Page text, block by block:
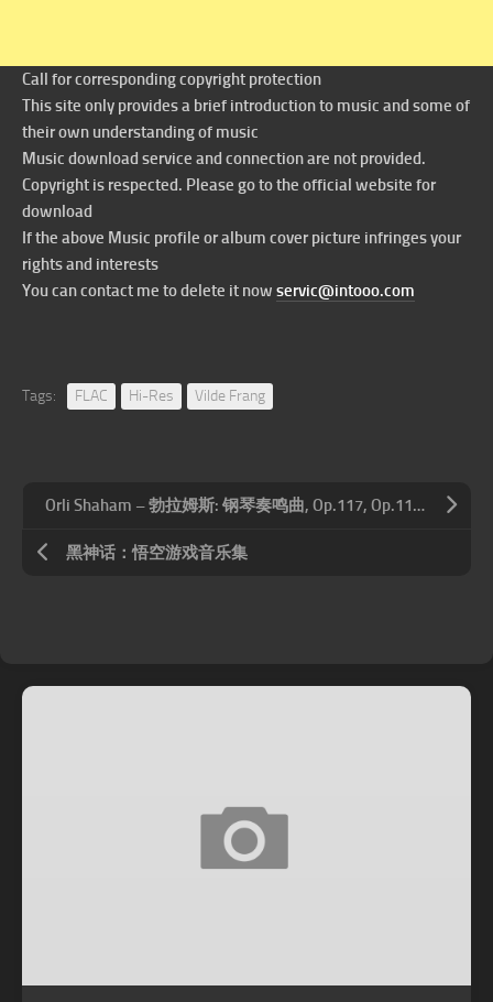
Call for corresponding copyright protection
This site only provides a brief introduction to music and some of
their own understanding of music
Music download service and connection are not provided.
Copyright is respected. Please go to the official website for
download
If the above Music profile or album cover picture infringes your
rights and interests
You can contact me to delete it now servic@intooo.com
Tags: FLAC Hi-Res Vilde Frang
Orli Shaham – 勃拉姆斯: 钢琴奏鸣曲, Op.117, Op.118 & Op.119
黑神话：悟空游戏音乐集